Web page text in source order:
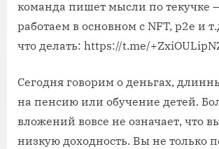
команда пишет мысли по текучке
работаем в основном с NFT, p2e и
что делать: https://t.me/
Сегодня говорим о деньгах,
на пенсию или обучение детей.
вложений вовсе не означает, что
низкую доходность. Вы не только